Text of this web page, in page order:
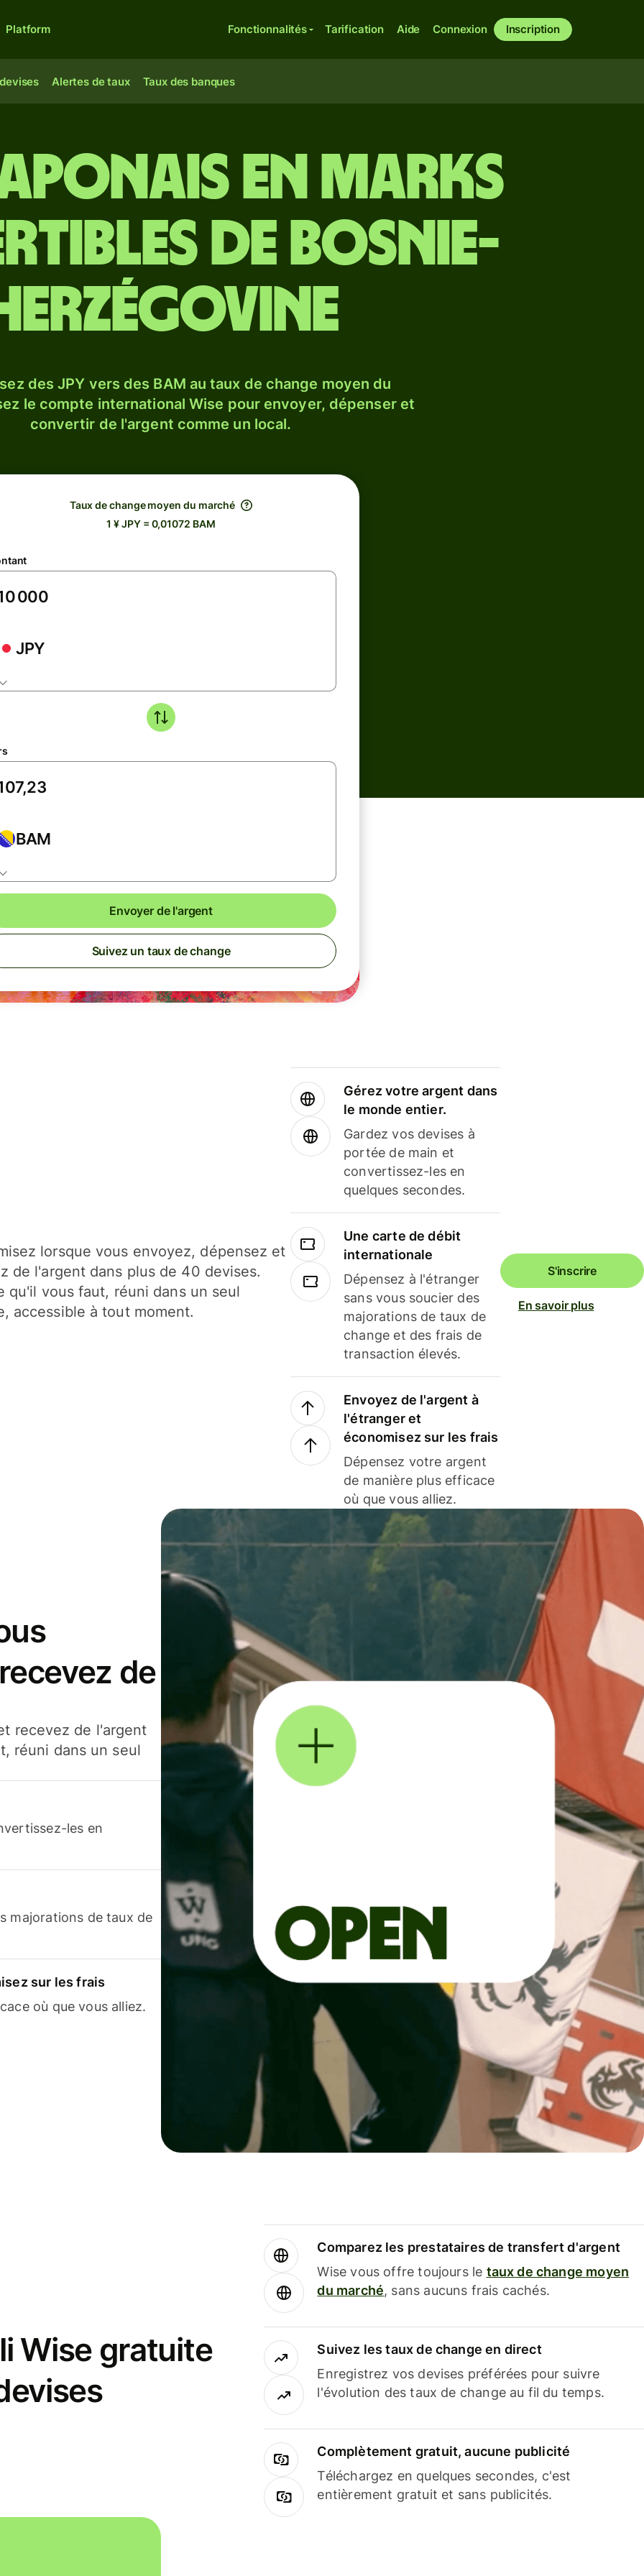
Platform Fonctionnalités Tarification Aide Connexion Inscription
Alertes de taux Taux des banques
en marks
de Bosnie-
des JPY vers des BAM au taux de change moyen du
le compte international Wise pour envoyer, dépenser et
convertir de l'argent comme un local.
Taux de change moyen du marché
1 ¥ JPY = 0,01072 BAM
JPY
BAM
Envoyer de l'argent
Suivez un taux de change
lorsque vous envoyez, dépensez et
de l'argent dans plus de 40 devises.
qu'il vous faut, réuni dans un seul
accessible à tout moment.
Gérez votre argent dans
le monde entier.
Gardez vos devises à
portée de main et
convertissez-les en
quelques secondes.
Une carte de débit
internationale
Dépensez à l'étranger
sans vous soucier des
majorations de taux de
change et des frais de
transaction élevés.
Envoyez de l'argent à
l'étranger et
économisez sur les frais
Dépensez votre argent
de manière plus efficace
où que vous alliez.
S'inscrire
En savoir plus
de
recevez de l'argent
réuni dans un seul
les en
majorations de taux de
sur les frais
où que vous alliez.
Wise gratuite
Comparez les prestataires de transfert d'argent
Wise vous offre toujours le taux de change moyen
du marché, sans aucuns frais cachés.
Suivez les taux de change en direct
Enregistrez vos devises préférées pour suivre
l'évolution des taux de change au fil du temps.
Complètement gratuit, aucune publicité
Téléchargez en quelques secondes, c'est
entièrement gratuit et sans publicités.